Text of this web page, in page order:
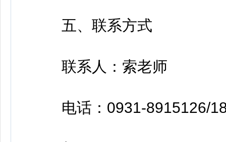
五、联系方式
联系人：索老师
电话：0931-8915126/